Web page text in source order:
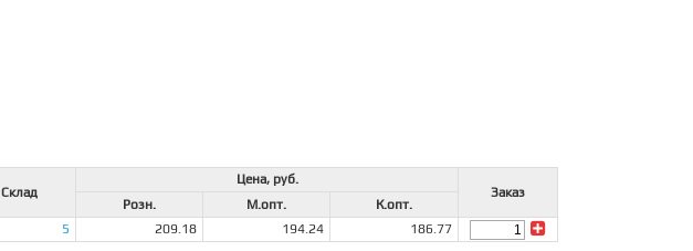
Склад
Цена, руб.
Заказ
Розн. М.опт.
К.опт.
5 209.18 194.24 186.77